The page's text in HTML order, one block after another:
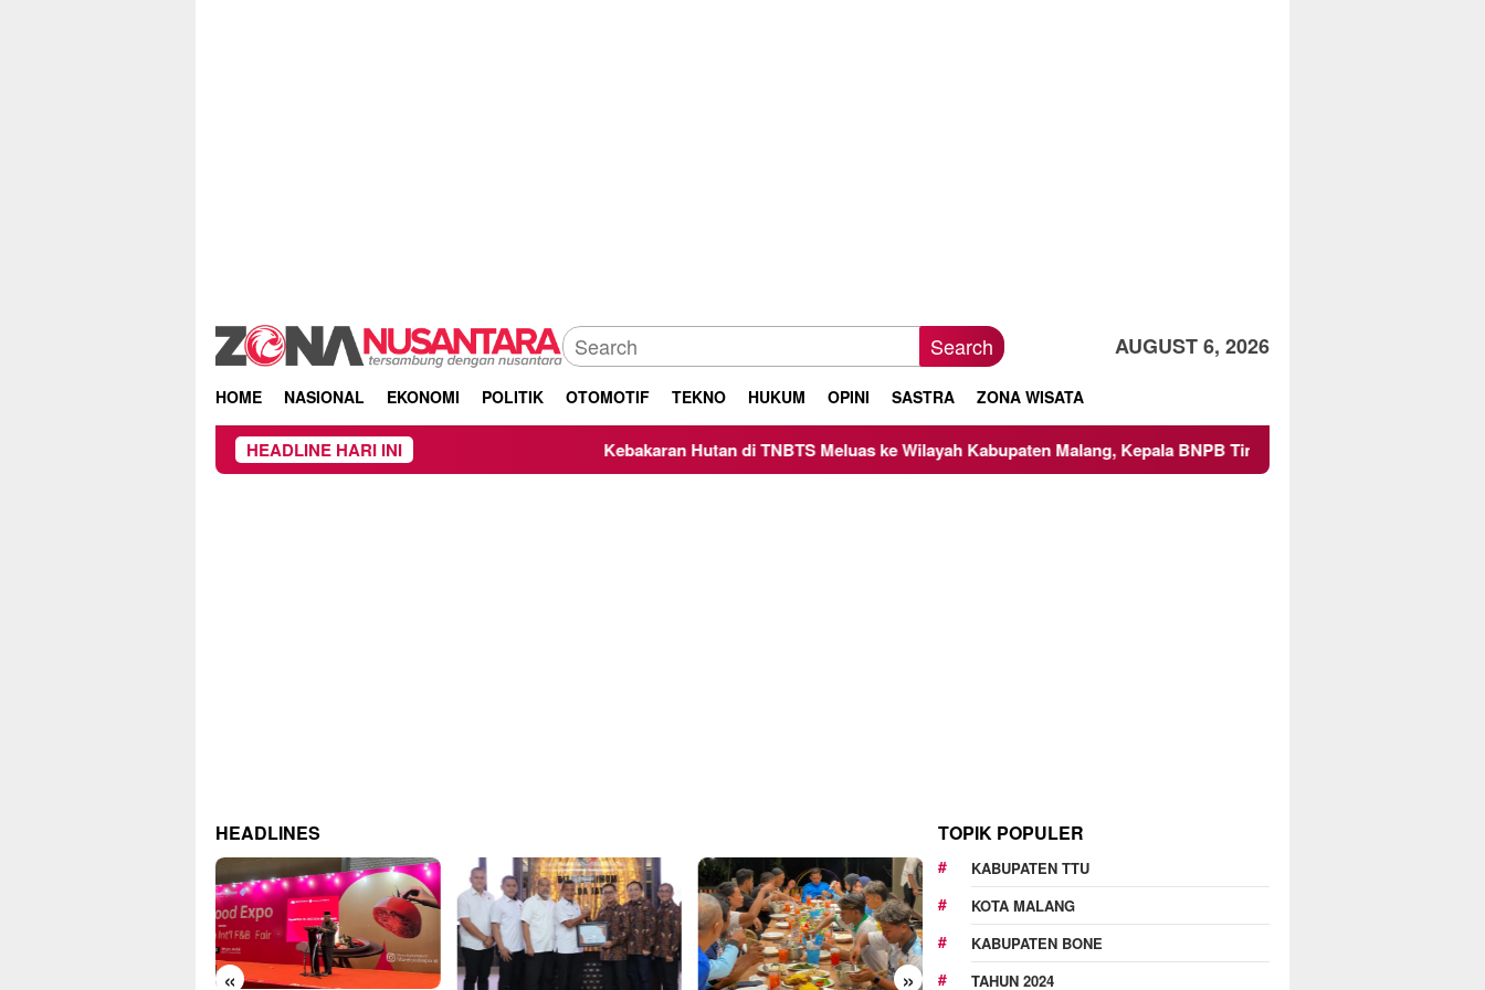
Search AUGUST 6, 2026
HOME NASIONAL EKONOMI POLITIK OTOMOTIF TEKNO HUKUM OPINI SASTRA ZONA WISATA
HEADLINE HARI INI Kebakaran Hutan di TNBTS Meluas ke Wilayah Kabupaten Malang, Kepala BNPB Tinjau Langsung Lokasi
HEADLINES
« »
TOPIK POPULER
KABUPATEN TTU
KOTA MALANG
KABUPATEN BONE
TAHUN 2024